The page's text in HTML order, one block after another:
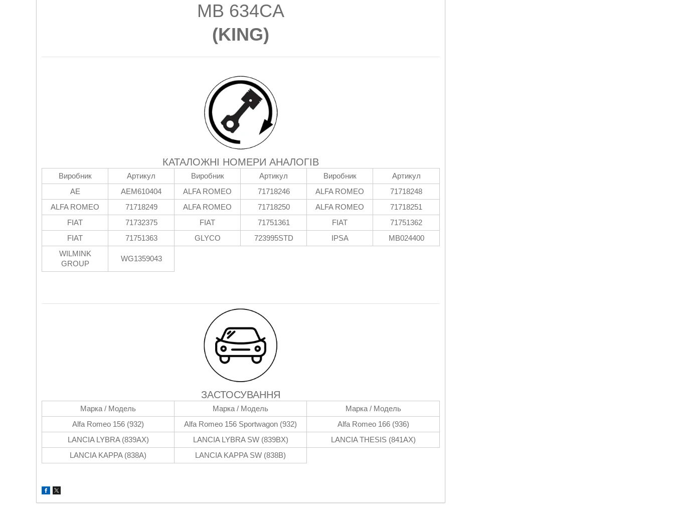
MB 634CA
(KING)
КАТАЛОЖНІ НОМЕРИ АНАЛОГІВ
Виробник Артикул Виробник Артикул Виробник
Артикул
AE
AEM610404 ALFA ROMEO 71718246 ALFA ROMEO
71718248
ALFA ROMEO
71718249 ALFA ROMEO 71718250 ALFA ROMEO
71718251
FIAT
71732375 FIAT 71751361 FIAT
71751362
FIAT
71751363 GLYCO 723995STD IPSA
MB024400
WILMINK
GROUP
WG1359043
ЗАСТОСУВАННЯ
Марка / Модель Марка / Модель
Марка / Модель
Alfa Romeo 156 (932)
Alfa Romeo 156 Sportwagon (932)
Alfa Romeo 166 (936)
LANCIA LYBRA (839AX)
LANCIA LYBRA SW (839BX)
LANCIA THESIS (841AX)
LANCIA KAPPA (838A)
LANCIA KAPPA SW (838B)